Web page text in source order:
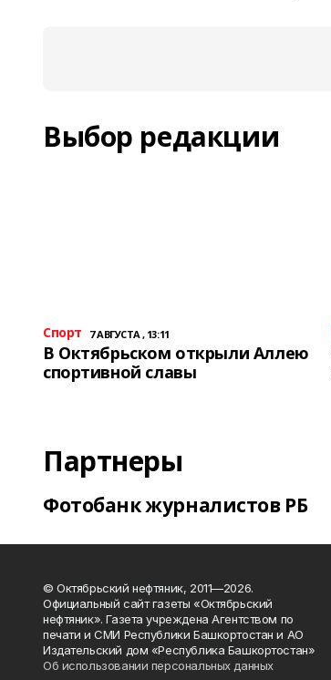
Выбор редакции
Спорт 7 АВГУСТА , 13:11
В Октябрьском открыли Аллею
спортивной славы
Партнеры
Фотобанк журналистов РБ
© Октябрьский нефтяник, 2011—2026.
Официальный сайт газеты «Октябрьский
нефтяник». Газета учреждена Агентством по
печати и СМИ Республики Башкортостан и АО
Издательский дом «Республика Башкортостан»
Об использовании персональных данных